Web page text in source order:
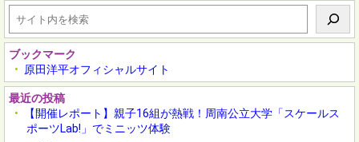
ブックマーク
原田洋平オフィシャルサイト
最近の投稿
【開催レポート】親子16組が熱戦！周南公立大学「スケールス
ポーツLab!」でミニッツ体験